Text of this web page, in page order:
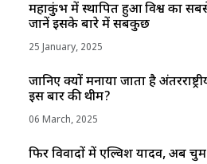
महाकुंभ में स्थापित हुआ विश्व का
जानें इसके बारे में सबकुछ
25 January, 2025
जानिए क्यों मनाया जाता है
इस बार की थीम?
06 March, 2025
फिर विवादों में एल्विश यादव, अब